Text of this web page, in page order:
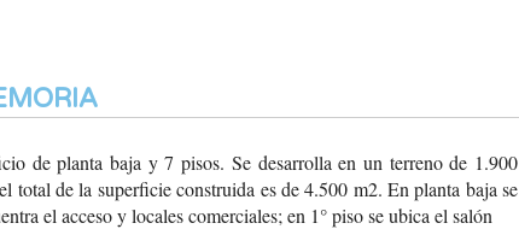
de planta baja y 7 pisos. Se desarrolla en un terreno de 1.900
total de la superficieconstruida es de 4.500 m2. En planta baja se
el acceso ylocales comerciales; en 1° piso se ubica el salón